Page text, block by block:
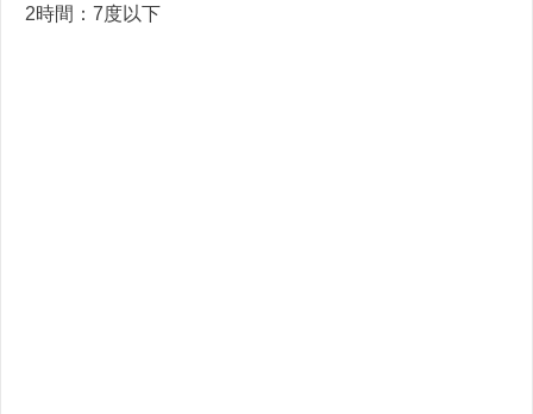
2時間：7度以下